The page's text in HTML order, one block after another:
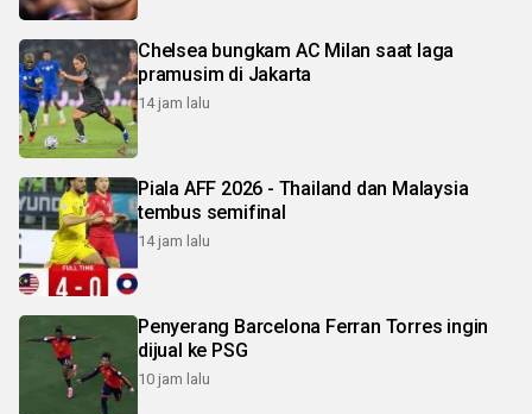
Chelsea bungkam AC Milan saat laga
pramusim di Jakarta
14 jam lalu
Piala AFF 2026 - Thailand dan Malaysia
tembus semifinal
14 jam lalu
Penyerang Barcelona Ferran Torres ingin
dijual ke PSG
10 jam lalu